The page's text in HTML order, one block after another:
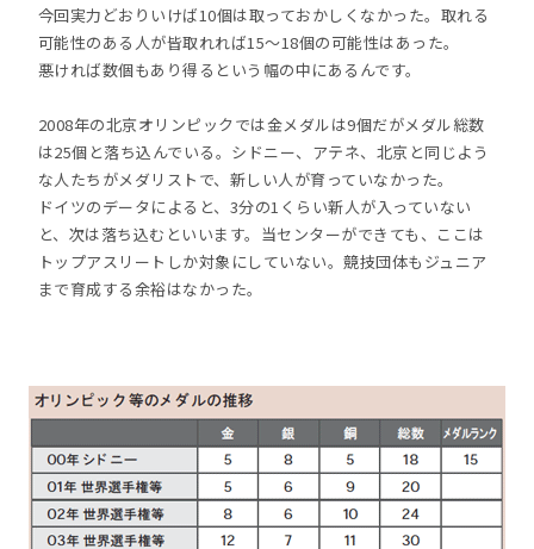
今回実力どおりいけば10個は取っておかしくなかった。取れる
可能性のある人が皆取れれば15～18個の可能性はあった。
悪ければ数個もあり得るという幅の中にあるんです。
2008年の北京オリンピックでは金メダルは9個だがメダル総数
は25個と落ち込んでいる。シドニー、アテネ、北京と同じよう
な人たちがメダリストで、新しい人が育っていなかった。
ドイツのデータによると、3分の1くらい新人が入っていない
と、次は落ち込むといいます。当センターができても、ここは
トップアスリートしか対象にしていない。競技団体もジュニア
まで育成する余裕はなかった。